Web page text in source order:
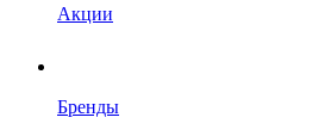
Акции
Бренды